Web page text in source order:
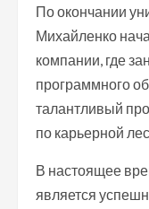
По окончании
Михайленко
компании, где
программного
талантливый
по карьерной
В настоящее
является